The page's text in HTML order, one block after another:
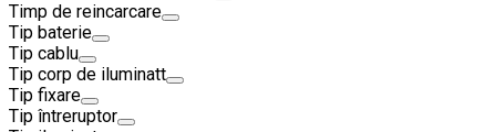
Timp de reincarcare
Tip baterie
Tip cablu
Tip corp de iluminatt
Tip fixare
Tip întreruptor